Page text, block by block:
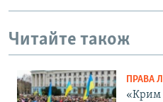
Читайте також
ПРАВА
«Крим